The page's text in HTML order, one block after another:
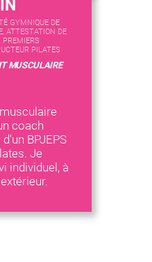
GYMNIQUE DE
ATTESTATION DE
PREMIERS
PILATES
MUSCULAIRE
coach
BPJEPS
Je
individuel, à